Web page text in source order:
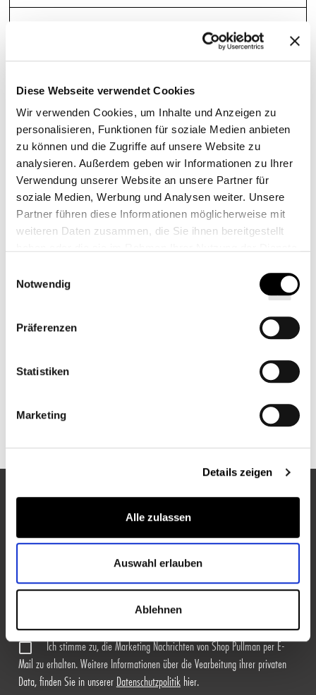
Diese Webseite verwendet Cookies
Wir verwenden Cookies, um Inhalte und Anzeigen zu
personalisieren, Funktionen für soziale Medien anbieten
zu können und die Zugriffe auf unsere Website zu
analysieren. Außerdem geben wir Informationen zu Ihrer
Verwendung unserer Website an unsere Partner für
soziale Medien, Werbung und Analysen weiter. Unsere
Partner führen diese Informationen möglicherweise mit
weiteren Daten zusammen, die Sie ihnen bereitgestellt
Notwendig
Präferenzen
Statistiken
Marketing
Details zeigen
Alle zulassen
Auswahl erlauben
Ablehnen
Das exklusive Pullman Hotels Duschgel von C.O. Bigelow
bringt neuen Schwung in Ihre Dusche. Mit den hellen
sowie einem subtilen Hauch pfeffriger Holzgewürze
sorgt dieses pflegende Duschgel für einen guten Start in
den Tag. Dermatologisch getestet.
WEITERE ARTIKEL, DIE SIE LIEBEN WERDEN
ENTDECKEN SIE MEHR VON PULLMAN HOTELS
REGISTRIEREN
Ich stimme zu, die Marketing Nachrichten von Shop Pullman per E-
Mail zu erhalten. Weitere Informationen über die Vearbeitung ihrer privaten
Data, finden Sie in unserer Datenschutzpolitikhier.